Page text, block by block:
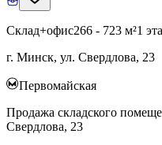
Склад+офис266 - 723 м²1
г. Минск, ул. Свердлова, 23
Первомайская
Продажа складского
Свердлова, 23